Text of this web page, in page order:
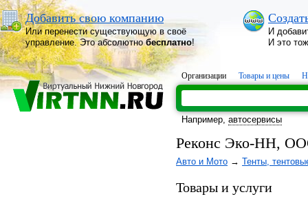
Добавить свою компанию
Или перенести существующую в своё
управление. Это абсолютнобесплатно!
И
И это
Организации Товары и цены
Например, автосервисы
Реконс Эко-НН,
Авто и Мото → Тенты,
Товары и услуги